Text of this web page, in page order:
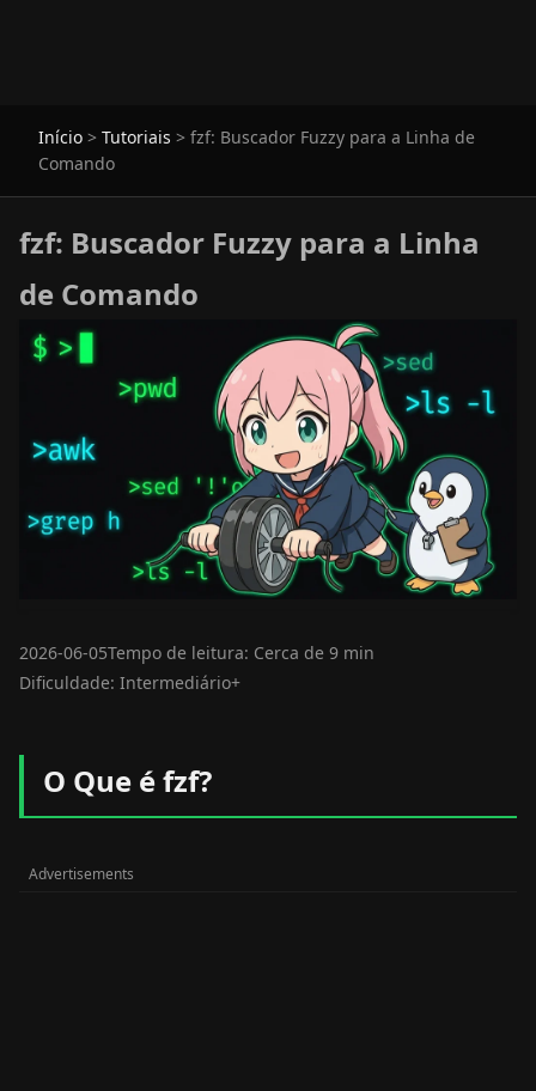
Início > Tutoriais > fzf: Buscador Fuzzy para a Linha de
Comando
fzf: Buscador Fuzzy para a Linha
de Comando
2026-06-05Tempo de leitura: Cerca de 9 min
Dificuldade: Intermediário+
O Que é fzf?